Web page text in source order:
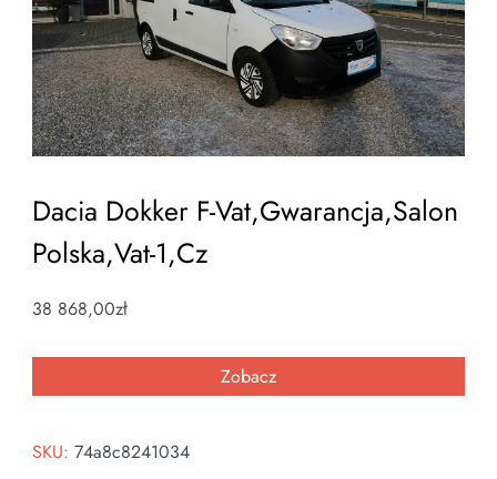
Dacia Dokker F-Vat,Gwarancja,Salon
Polska,Vat-1,Cz
38 868,00zł
Zobacz
SKU: 74a8c8241034